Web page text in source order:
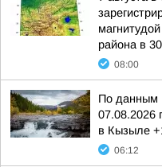
района в
08:00
По данным
07.08.2026
в Кызыле
06:12